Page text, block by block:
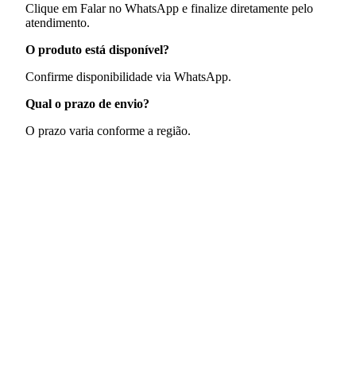
Clique em Falar no WhatsApp e finalize diretamente pelo
atendimento.
O produto está disponível?
Confirme disponibilidade via WhatsApp.
Qual o prazo de envio?
O prazo varia conforme a região.